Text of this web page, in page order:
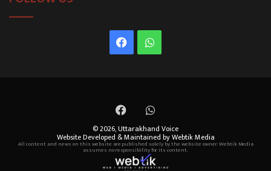
FacebookWhatsApp
FacebookWhatsApp
© 2026,Uttarakhand Voice
Website Developed & Maintained by Webtik Media
All content and news on this website are published solely by the website owner. Webtik Media
assumes no responsibility for its content.